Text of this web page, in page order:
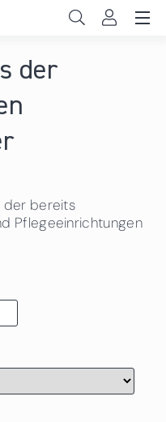
der
der bereits
Pflegeeinrichtungen